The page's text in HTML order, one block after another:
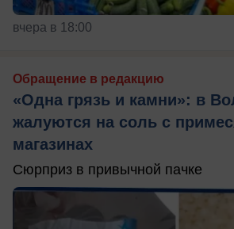
вчера в 18:00
Обращение в редакцию
«Одна грязь и камни»: в
жалуются на соль с
магазинах
Сюрприз в привычной пачке